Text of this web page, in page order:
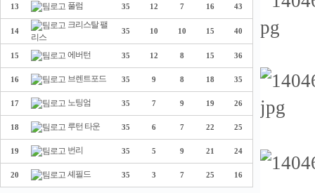
13 풀럼 35 12 7 16 43
14
크리스탈 팰
리스
35 10 10 15 40
15 에버턴 35 12 8 15 36
16 브렌트포드 35 9 8 18 35
17 노팅엄 35 7 9 19 26
18 루턴 타운 35 6 7 22 25
19 번리 35 5 9 21 24
20 셰필드 35 3 7 25 16